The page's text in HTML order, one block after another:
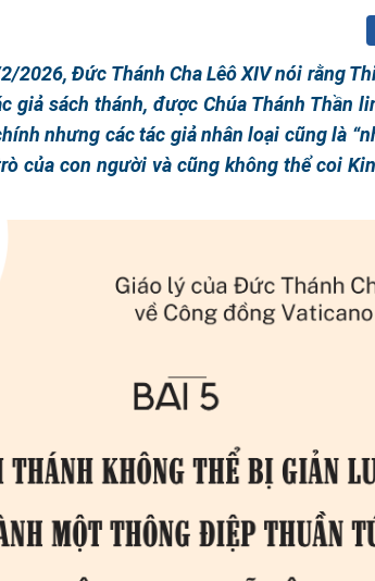
Đức Thánh Cha Lêô XIV nói rằng
sách thánh, được Chúa Thánh Thần
nhưng các tác giả nhân loại cũng là
của con người và cũng không thể coi